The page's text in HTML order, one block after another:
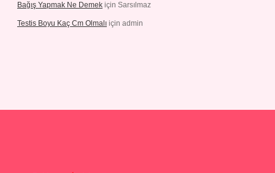
Bağış Yapmak Ne Demek için Sarsılmaz
Testis Boyu Kaç Cm Olmalı için admin